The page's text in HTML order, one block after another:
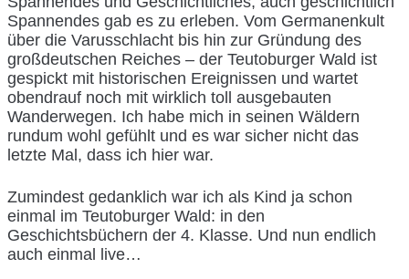
Spannendes gab es zu erleben. Vom Germanenkult
über die Varusschlacht bis hin zur Gründung des
großdeutschen Reiches – der Teutoburger Wald ist
gespickt mit historischen Ereignissen und wartet
obendrauf noch mit wirklich toll ausgebauten
Wanderwegen. Ich habe mich in seinen Wäldern
rundum wohl gefühlt und es war sicher nicht das
letzte Mal, dass ich hier war.
Zumindest gedanklich war ich als Kind ja schon
einmal im Teutoburger Wald: in den
Geschichtsbüchern der 4. Klasse. Und nun endlich
auch einmal live…